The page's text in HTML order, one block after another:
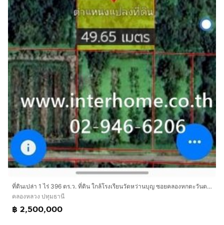
ที่ดินเปล่า 1 ไร่ 396 ตร.ว. ที่ดิน ใกล้โรงเรียนวัดหว่านบุญ ซอยคลองหกตะวันตก5 (ซอยสุทธิพันธ์) ถนนรังสิต-นครนายก ถนนเลียบคลอง6 คลองหลวง ปทุม
คลองหลวง ปทุมธานี
฿ 2,500,000